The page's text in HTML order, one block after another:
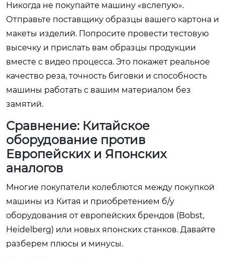
Никогда не покупайте машину «вслепую».
Отправьте поставщику образцы вашего картона и
макеты изделий. Попросите провести тестовую
высечку и прислать вам образцы продукции
вместе с видео процесса. Это покажет реальное
качество реза, точность биговки и способность
машины работать с вашим материалом без
замятий.
Сравнение: Китайское
оборудование против
Европейских и Японских
аналогов
Многие покупатели колеблются между покупкой
машины из Китая и приобретением б/у
оборудования от европейских брендов (Bobst,
Heidelberg) или новых японских станков. Давайте
разберем плюсы и минусы.